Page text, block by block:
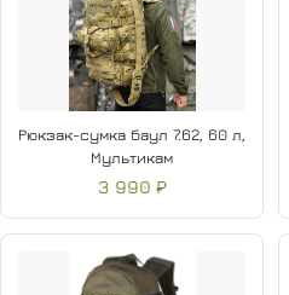
Рюкзак-сумка баул 7.62, 60 л,
Мультикам
3 990 ₽